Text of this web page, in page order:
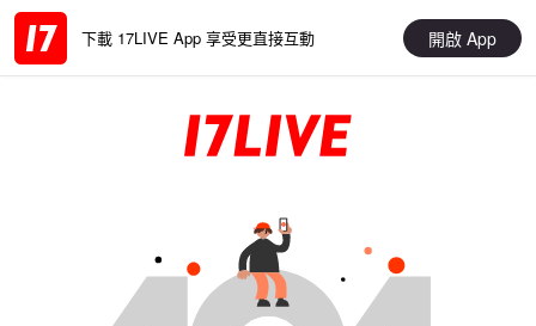
下載 17LIVE App 享受更直接互動 開啟 App